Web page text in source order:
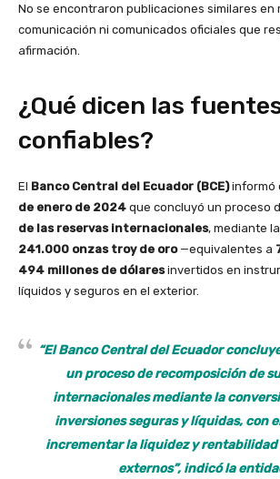
No se encontraron publicaciones similares en
comunicación ni comunicados oficiales que
afirmación.
¿Qué dicen las
confiables?
El Banco Central del Ecuador (BCE)informó
de enero de 2024 que concluyó un proceso
de las reservas internacionales, mediante
241.000 onzas troy de oro—equivalentes a
494 millones de dólaresinvertidos en
líquidos y seguros en el exterior.
“El Banco Central del Ecuador
un proceso de recomposición de
internacionales mediante la
inversiones seguras y líquidas, con
incrementar la liquidez y rentabilidad
externos”, indicó la